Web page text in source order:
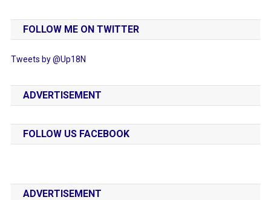
FOLLOW ME ON TWITTER
Tweets by @Up18N
ADVERTISEMENT
FOLLOW US FACEBOOK
ADVERTISEMENT